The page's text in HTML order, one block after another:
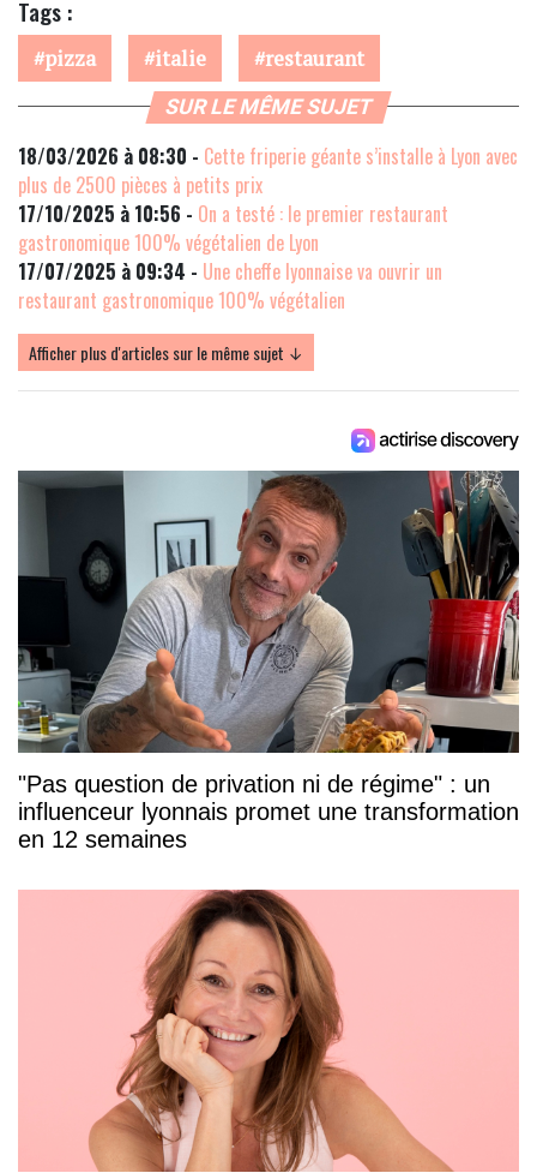
Tags :
pizza italie restaurant
SUR LE MÊME SUJET
18/03/2026 à 08:30 - Cette friperie géante s’installe à Lyon avec
plus de 2500 pièces à petits prix
17/10/2025 à 10:56 - On a testé : le premier restaurant
gastronomique 100% végétalien de Lyon
17/07/2025 à 09:34 - Une cheffe lyonnaise va ouvrir un
restaurant gastronomique 100% végétalien
Afficher plus d'articles sur le même sujet ↓
"Pas question de privation ni de régime" : un
influenceur lyonnais promet une transformation
en 12 semaines